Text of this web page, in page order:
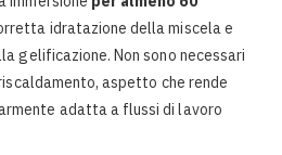
idratazione della miscela e
gelificazione. Non sono necessari
aspetto che rende
adatta a flussi di lavoro